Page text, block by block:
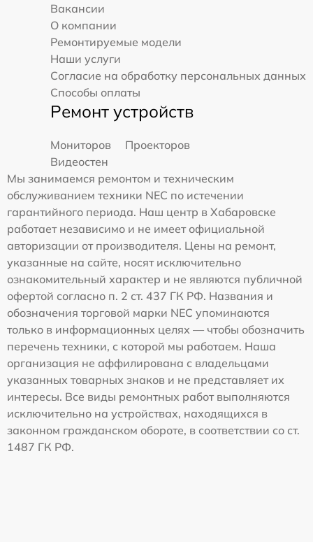
Вакансии
О компании
Ремонтируемые модели
Наши услуги
Согласие на обработку персональных данных
Способы оплаты
Ремонт устройств
Мониторов
Проекторов
Видеостен
Мы занимаемся ремонтом и техническим
обслуживанием техники NEC по истечении
гарантийного периода. Наш центр в Хабаровске
работает независимо и не имеет официальной
авторизации от производителя. Цены на ремонт,
указанные на сайте, носят исключительно
ознакомительный характер и не являются публичной
офертой согласно п. 2 ст. 437 ГК РФ. Названия и
обозначения торговой марки NEC упоминаются
только в информационных целях — чтобы обозначить
перечень техники, с которой мы работаем. Наша
организация не аффилирована с владельцами
указанных товарных знаков и не представляет их
интересы. Все виды ремонтных работ выполняются
исключительно на устройствах, находящихся в
законном гражданском обороте, в соответствии со ст.
1487 ГК РФ.